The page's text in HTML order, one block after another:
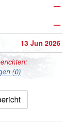
—
—
13 Jun 2026
(0)